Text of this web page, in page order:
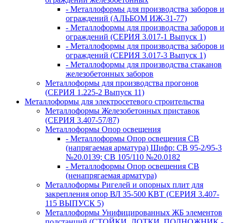
- Металлоформы для производства заборов и
ограждений (АЛЬБОМ ИЖ-31-77)
- Металлоформы для производства заборов и
ограждений (СЕРИЯ 3.017-1 Выпуск 1)
- Металлоформы для производства заборов и
ограждений (СЕРИЯ 3.017-3 Выпуск 1)
- Металлоформы для производства стаканов
железобетонных заборов
Металлоформы для производства прогонов
(СЕРИЯ 1.225-2 Выпуск 11)
Металлоформы для электросетевого строительства
Металлоформы Железобетонных приставок
(СЕРИЯ 3.407-57/87)
Металлоформы Опор освещения
- Металлоформы Опор освещения СВ
(напрягаемая арматура) Шифр: СВ 95-2/95-3
№20.0139; СВ 105/110 №20.0182
- Металлоформы Опор освещения СВ
(ненапрягаемая арматура)
Металлоформы Ригелей и опорных плит для
закрепления опор ВЛ 35-500 КВТ (СЕРИЯ 3.407-
115 ВЫПУСК 5)
Металлоформы Унифицированных ЖБ элементов